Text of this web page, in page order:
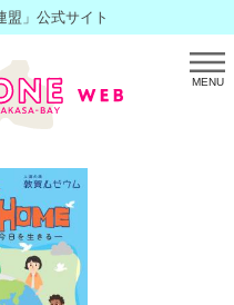
盟」公式サイト
MENU